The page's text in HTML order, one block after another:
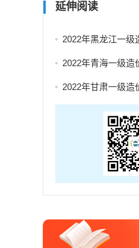
延伸阅读
2022年黑龙江一级
2022年青海一级造
2022年甘肃一级造